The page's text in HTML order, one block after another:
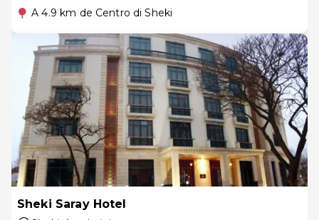
A 4.9 km de Centro di Sheki
Sheki Saray Hotel